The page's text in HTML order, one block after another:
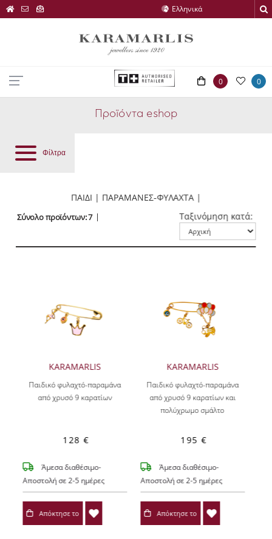
0 0
Προϊόντα eshop
Φίλτρα
ΠΑΙΔΙ | ΠΑΡΑΜΑΝΕΣ-ΦΥΛΑΧΤΑ |
Σύνολο προϊόντων: 7 Ταξινόμηση κατά:
KARAMARLIS
Παιδικό φυλαχτό-παραμάνα
από χρυσό 9 καρατίων
128 €
Άμεσα διαθέσιμο-
Αποστολή σε 2-5 ημέρες
Απόκτησε το
KARAMARLIS
Παιδικό φυλαχτό-παραμάνα
από χρυσό 9 καρατίων και
πολύχρωμο σμάλτο
195 €
Άμεσα διαθέσιμο-
Αποστολή σε 2-5 ημέρες
Απόκτησε το